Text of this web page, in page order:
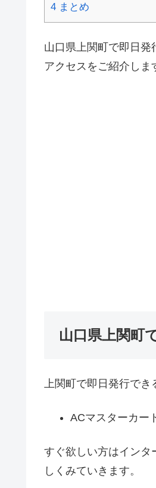
4 まとめ
山口県上関町で即日
アクセスをご紹介しま
山口県上関町
上関町で即日発行でき
ACマスターカー
すぐ欲しい方はインタ
しくみていきます。